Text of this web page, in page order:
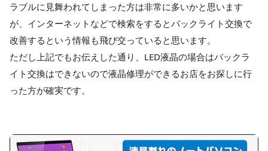
ラブルに見舞われてしまった方は非常に多いかと思います
が、インターネットなどで検索をするとバックライト交換で
改善するという情報も飛び交っていると思います。
ただし上記でもお伝えした通り、LED液晶の場合はバックラ
イト交換はできないので液晶修理ができるお店をお探しに行
った方が確実です。